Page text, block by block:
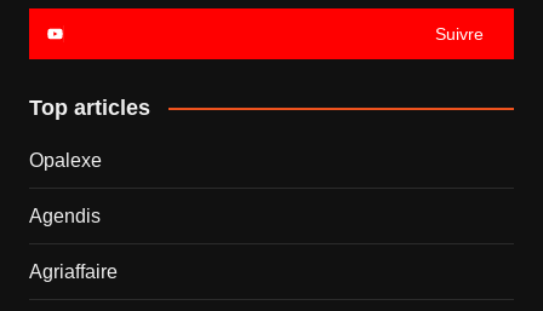
Suivre
Top articles
Opalexe
Agendis
Agriaffaire